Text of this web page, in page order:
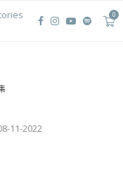
0
11-2022